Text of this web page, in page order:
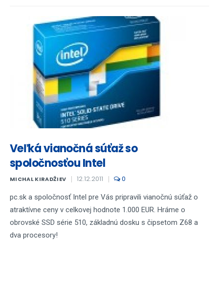
Veľká vianočná súťaž so
spoločnosťou Intel
MICHAL KIRADŽIEV 12.12.2011 0
pc.sk a spoločnosť Intel pre Vás pripravili vianočnú súťaž o
atraktívne ceny v celkovej hodnote 1.000 EUR. Hráme o
obrovské SSD série 510, základnú dosku s čipsetom Z68 a
dva procesory!